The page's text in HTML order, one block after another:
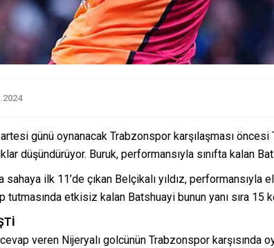
günü oynanacak Trabzonspor karşılaşması öncesi
düşündürüyor. Buruk, performansıyla sınıfta kalan
sahaya ilk 11’de çıkan Belçikalı yıldız, performansıyla
tutmasında etkisiz kalan Batshuayi bunun yanı sıra 15
veren Nijeryalı golcünün Trabzonspor karşısında